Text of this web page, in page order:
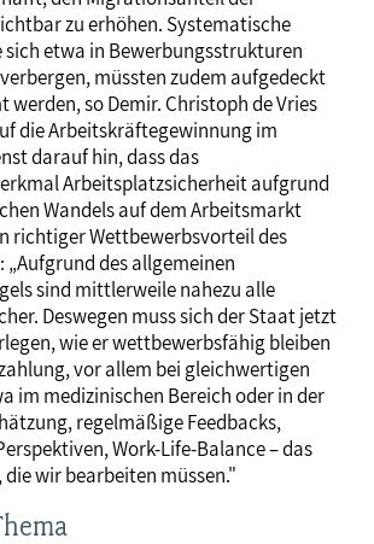
zu erhöhen. Systematische
sich etwa in Bewerbungsstrukturen
müssten zudem aufgedeckt
werden, so Demir. Christoph de Vries
die Arbeitskräftegewinnung im
darauf hin, dass das
Arbeitsplatzsicherheit aufgrund
Wandels auf dem Arbeitsmarkt
richtiger Wettbewerbsvorteil des
„Aufgrund des allgemeinen
sind mittlerweile nahezu alle
Deswegen muss sich der Staat jetzt
wie er wettbewerbsfähig bleiben
vor allem bei gleichwertigen
im medizinischen Bereich oder in der
regelmäßige Feedbacks,
Work-Life-Balance – das
wir bearbeiten müssen."